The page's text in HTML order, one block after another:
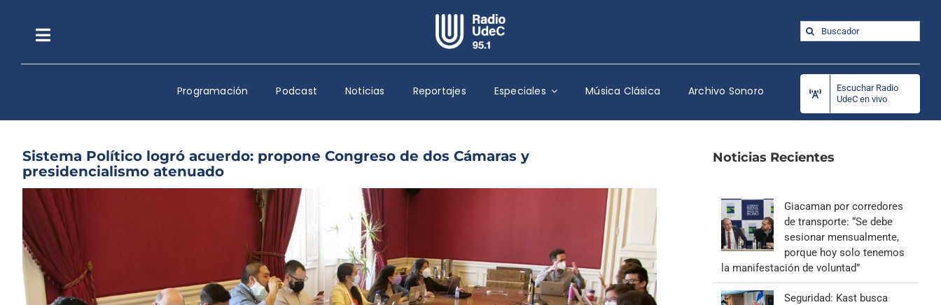
contenidoToggle
Navigation
Escuchar Radio UdeC en vivo
Quiénes Somos
Programación
Podcast
Música Clásica
Especiales
Buscar:
Programación Podcast Noticias Reportajes Especiales Música Clásica Archivo Sonoro
Escuchar Radio
UdeC en vivo
Sistema Político logró acuerdo: propone Congreso de dos Cámaras y
presidencialismo atenuado
Ver
imagen
más
grande
Noticias Recientes
Giacaman por corredores
de transporte: “Se debe
sesionar mensualmente,
porque hoy solo tenemos
la manifestación de voluntad”
Seguridad: Kast busca